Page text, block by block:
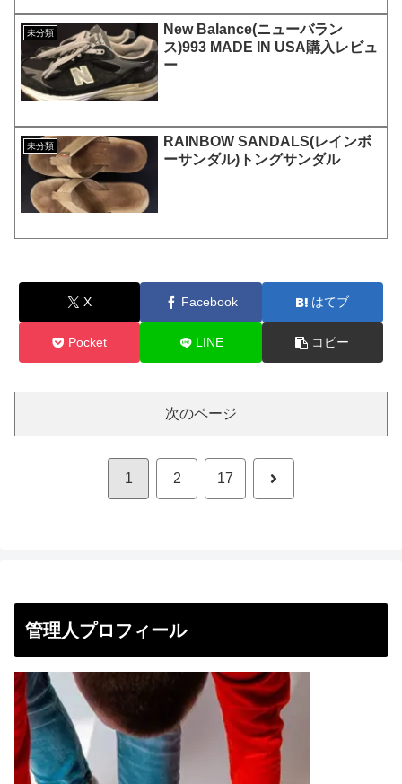
未分類
New Balance(ニューバラン
ス)993 MADE IN USA購入レビュ
ー
未分類
RAINBOW SANDALS(レインボ
ーサンダル)トングサンダル
X Facebook はてブ
Pocket LINE コピー
次のページ
1 2 17 次
管理人プロフィール